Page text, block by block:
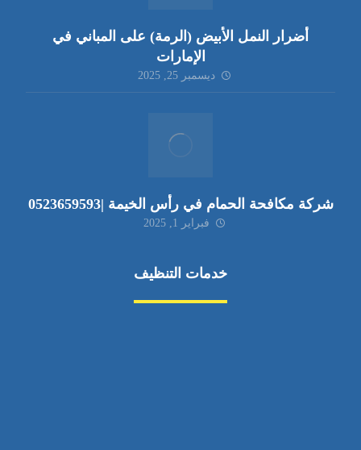
أضرار النمل الأبيض (الرمة) على المباني في
الإمارات
ديسمبر 25, 2025
شركة مكافحة الحمام في رأس الخيمة |0523659593
فبراير 1, 2025
خدمات التنظيف